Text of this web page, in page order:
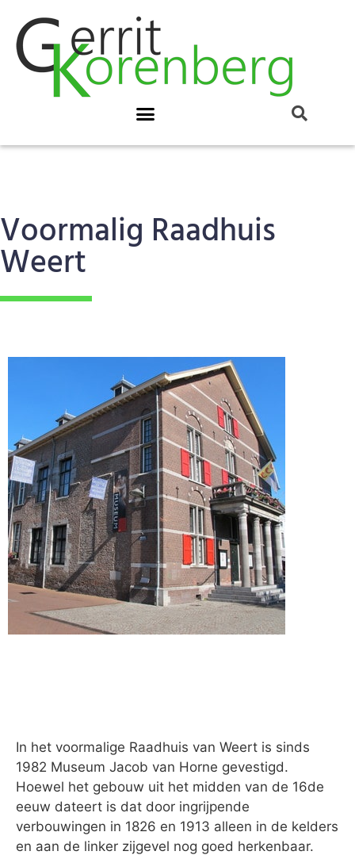
Voormalig Raadhuis
Weert
In het voormalige Raadhuis van Weert is sinds
1982 Museum Jacob van Horne gevestigd.
Hoewel het gebouw uit het midden van de 16de
eeuw dateert is dat door ingrijpende
verbouwingen in 1826 en 1913 alleen in de kelders
en aan de linker zijgevel nog goed herkenbaar.